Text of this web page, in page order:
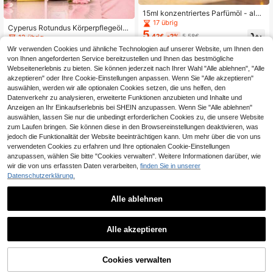
Cyperus Rotundus Körperpflegeöl,
60ml feuchtigkeitsspendendes Hau
tpflegeöl, leichtes Körperöl für glatt
e, weiche Haut
12 übrig
5,08€
3andere Händler
hampoo: Reinigt und nährt das Haar
ollierende Funktion, die ein fettiges
Gefühl reduziert. Schafft einen volu
minösen und glänzenden Haarstil.
8,08€
15ml konzentriertes Parfümöl - alko
holfreier Duft aus dem Nahen Oste
n, intensiver holziger Moschus-Duft
17 übrig
5,42€ -2% 5,58€
hm & entspannend, ideales Gesche
-/Wintersaison
34 übrig
5,67€
Wir verwenden Cookies und ähnliche Technologien auf unserer Website, um Ihnen den
von Ihnen angeforderten Service bereitzustellen und Ihnen das bestmögliche
Webseitenerlebnis zu bieten. Sie können jederzeit nach Ihrer Wahl "Alle ablehnen", "Alle
akzeptieren" oder Ihre Cookie-Einstellungen anpassen. Wenn Sie "Alle akzeptieren"
auswählen, werden wir alle optionalen Cookies setzen, die uns helfen, den
Datenverkehr zu analysieren, erweiterte Funktionen anzubieten und Inhalte und
Anzeigen an Ihr Einkaufserlebnis bei SHEIN anzupassen. Wenn Sie "Alle ablehnen"
auswählen, lassen Sie nur die unbedingt erforderlichen Cookies zu, die unsere Website
zum Laufen bringen. Sie können diese in den Browsereinstellungen deaktivieren, was
jedoch die Funktionalität der Website beeinträchtigen kann. Um mehr über die von uns
verwendeten Cookies zu erfahren und Ihre optionalen Cookie-Einstellungen
anzupassen, wählen Sie bitte "Cookies verwalten". Weitere Informationen darüber, wie
wir die von uns erfassten Daten verarbeiten, finden Sie in unserer
Datenschutzerklärung.
Alle ablehnen
Alle akzeptieren
Cookies verwalten